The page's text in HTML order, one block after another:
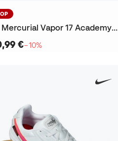
Air Zoom Mercurial Vapor 17 Academy FG/MG Voetbalschoenen
€−10%